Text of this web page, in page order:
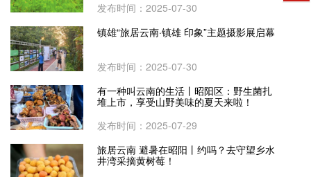
发布时间：2025-07-30
镇雄“旅居云南·镇雄 印象”主题摄影展启幕
发布时间：2025-07-30
有一种叫云南的生活丨昭阳区：野生菌扎
堆上市，享受山野美味的夏天来啦！
发布时间：2025-07-29
旅居云南 避暑在昭阳丨约吗？去守望乡水
井湾采摘黄树莓！